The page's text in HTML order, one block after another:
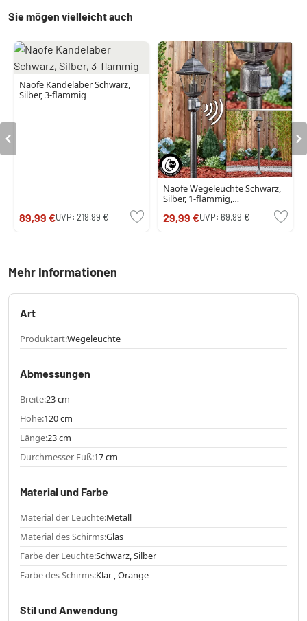
Sie mögen vielleicht auch
Naofe Kandelaber Schwarz,
Silber, 3-flammig
89,99 €UVP:219,99 €
Naofe Wegeleuchte Schwarz,
Silber, 1-flammig,
29,99 €UVP:69,99 €
Mehr Informationen
Art
Produktart:Wegeleuchte
Abmessungen
Breite:23 cm
Höhe:120 cm
Länge:23 cm
Durchmesser Fuß:17 cm
Material und Farbe
Material der Leuchte:Metall
Material des Schirms:Glas
Farbe der Leuchte:Schwarz, Silber
Farbe des Schirms:Klar , Orange
Stil und Anwendung